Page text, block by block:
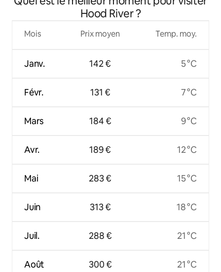
Hood River ?
Mois
Janv.
Févr.
Mars
Avr.
Mai
Juin
Juil.
Août
Prix moyen
142 €
131 €
184 €
189 €
283 €
313 €
288 €
300 €
Temp. moy.
5 °C
7 °C
9 °C
12 °C
15 °C
18 °C
21 °C
21 °C